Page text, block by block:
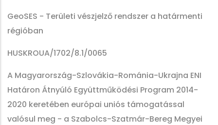
GeoSES - Területi vészjelző rendszer a határmenti
régióban
HUSKROUA/1702/8.1/0065
A Magyarország-Szlovákia-Románia-Ukrajna ENI
Határon Átnyúló Együttműködési Program 2014-
2020 keretében európai uniós támogatással
valósul meg - a Szabolcs-Szatmár-Bereg Megyei